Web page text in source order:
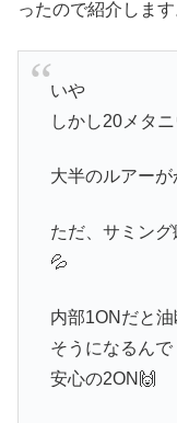
ったので紹介します
いや
しかし20メタ
大半のルアーが
ただ、サミン
💦
内部1ONだと
そうになるんで
安心の2ON🙌